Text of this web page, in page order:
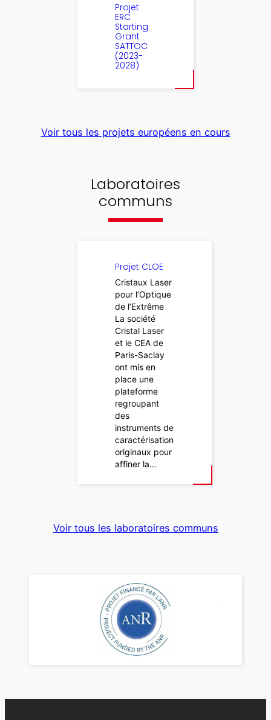
Projet
ERC
Starting
Grant
SATTOC
(2023-
2028)
Voir tous les projets européens en cours
Laboratoires
communs
Projet CLOE
Cristaux Laser
pour l’Optique
de l’Extrême
La société
Cristal Laser
et le CEA de
Paris-Saclay
ont mis en
place une
plateforme
regroupant
des
instruments de
caractérisation
originaux pour
affiner la…
Voir tous les laboratoires communs